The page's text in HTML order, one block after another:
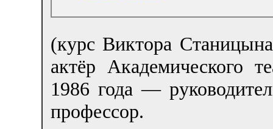
(курс Виктора
актёр Академического
1986 года —
профессор.